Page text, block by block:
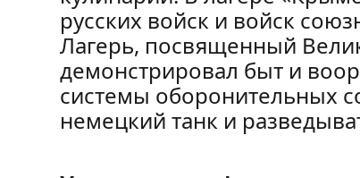
русских войск и войск
Лагерь, посвященный
демонстрировал быт и
системы оборонительных
немецкий танк и